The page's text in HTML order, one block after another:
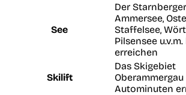
See
Der
Ammersee,
Staffelsee,
Pilsensee
erreichen
Skilift
Das Skigebiet
Autominuten